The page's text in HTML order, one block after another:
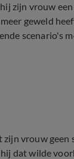
zijn vrouw
geweld
scenario's
vrouw geen
dat wilde